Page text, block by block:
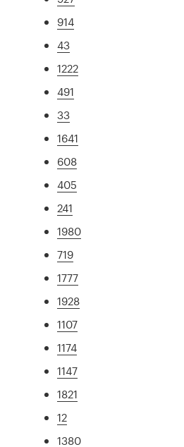
914
43
1222
491
33
1641
608
405
241
1980
719
1777
1928
1107
1174
1147
1821
12
1380